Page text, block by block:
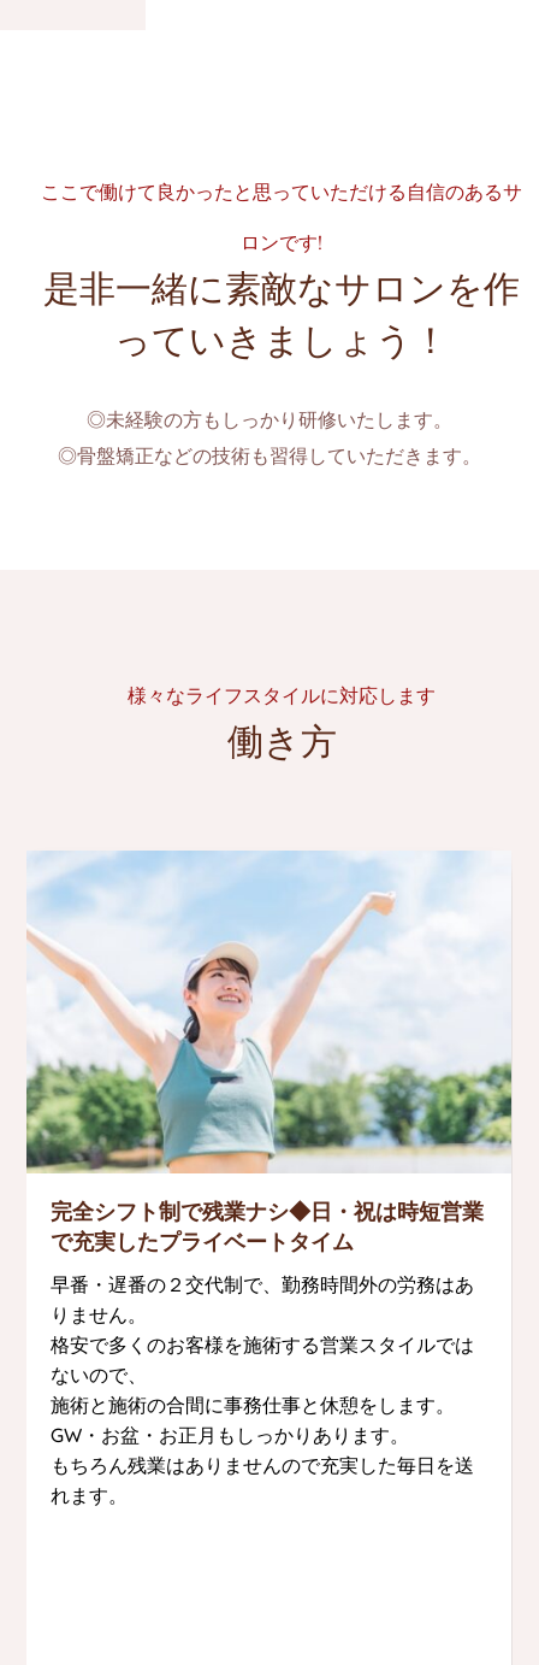
ここで働けて良かったと思っていただける自信のあるサ
ロンです!
是非一緒に素敵なサロンを作
っていきましょう！
◎未経験の方もしっかり研修いたします。
◎骨盤矯正などの技術も習得していただきます。
様々なライフスタイルに対応します
働き方
完全シフト制で残業ナシ◆日・祝は時短営業
で充実したプライベートタイム
早番・遅番の２交代制で、勤務時間外の労務はあ
りません。
格安で多くのお客様を施術する営業スタイルでは
ないので、
施術と施術の合間に事務仕事と休憩をします。
GW・お盆・お正月もしっかりあります。
もちろん残業はありませんので充実した毎日を送
れます。